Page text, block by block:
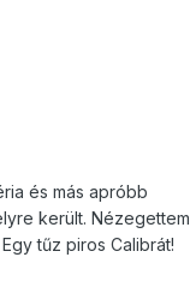
és más apróbb
került. Nézegettem
tűz piros Calibrát!